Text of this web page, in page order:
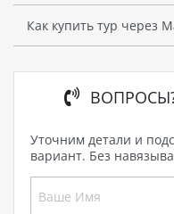
Как купить тур через
Уточним детали и
вариант. Без